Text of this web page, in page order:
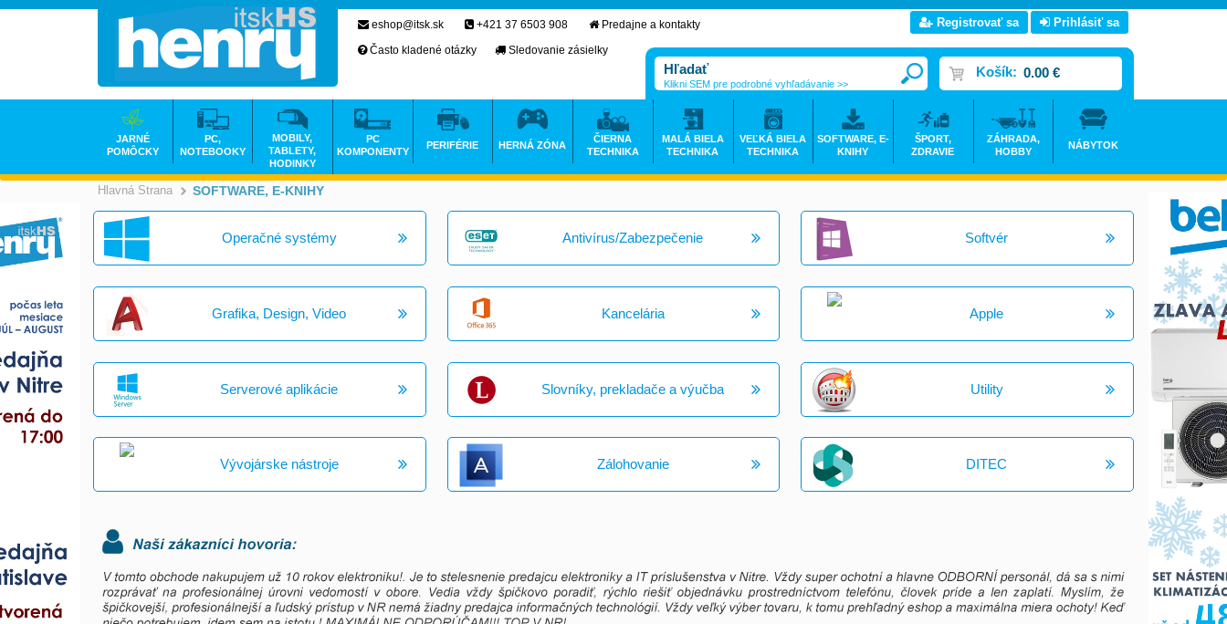
Hlavná Strana >
SOFTWARE, E-KNIHY
Operačné systémy Antivírus/Zabezpečenie Softvér
Grafika, Design, Video Kancelária Apple
Serverové aplikácie Slovníky, prekladače a výučba Utility
Vývojárske nástroje Zálohovanie DITEC
eshop@itsk.sk +421 37 6503 908
Predajne a kontakty
Často kladené otázky
Sledovanie zásielky
Registrovať sa Prihlásiť sa
Košík: 0.00 €
Klikni SEM pre podrobné vyhľadávanie >>
JARNÉ
POMÔCKY
PC,
NOTEBOOKY
MOBILY,
TABLETY,
HODINKY
PC
KOMPONENTY
PERIFÉRIE HERNÁ ZÓNA
ČIERNA
TECHNIKA
MALÁ BIELA
TECHNIKA
VEĽKÁ BIELA
TECHNIKA
SOFTWARE, E-
KNIHY
ŠPORT,
ZDRAVIE
ZÁHRADA,
HOBBY
NÁBYTOK